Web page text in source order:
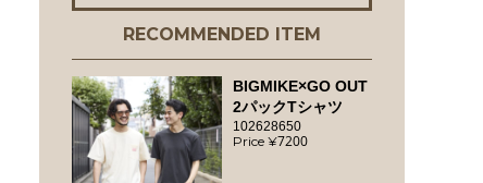
RECOMMENDED ITEM
BIGMIKE×GO OUT
2パックTシャツ
102628650
7200